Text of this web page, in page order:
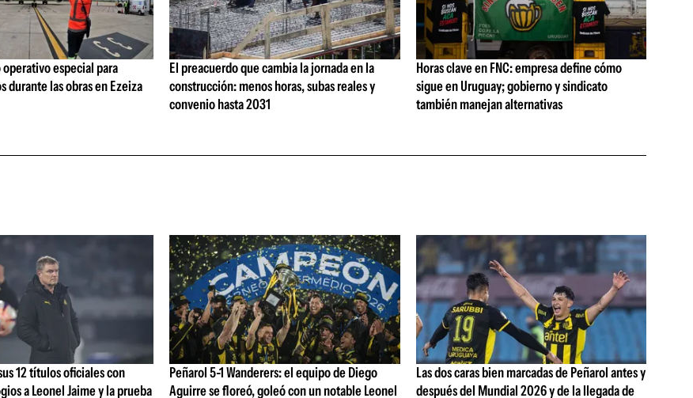
especial para
durante las obras en Ezeiza
El preacuerdo que cambia la jornada en la
construcción: menos horas, subas reales y
convenio hasta 2031
Horas clave en FNC: empresa define cómo
sigue en Uruguay; gobierno y sindicato
también manejan alternativas
12 títulos oficiales con
a Leonel Jaime y la prueba
Peñarol 5-1 Wanderers: el equipo de Diego
Aguirre se floreó, goleó con un notable Leonel
Las dos caras bien marcadas de Peñarol antes y
después del Mundial 2026 y de la llegada de